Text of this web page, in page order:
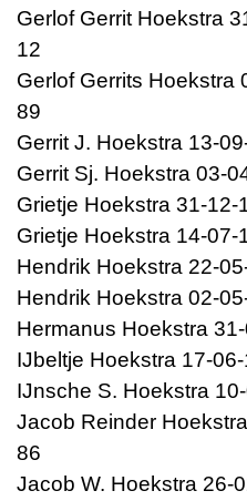
Gerlof Gerrit Hoekstra
12
Gerlof Gerrits Hoekstra
89
Gerrit J. Hoekstra 13-
Gerrit Sj. Hoekstra 03-
Grietje Hoekstra 31-
Grietje Hoekstra 14-07-
Hendrik Hoekstra 22-
Hendrik Hoekstra 02-
Hermanus Hoekstra
IJbeltje Hoekstra 17-
IJnsche S. Hoekstra
Jacob Reinder
86
Jacob W. Hoekstra 26-